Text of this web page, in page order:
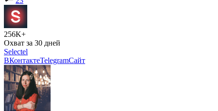
256K+
Охват за 30 дней
Selectel
ВКонтактеTelegramСайт